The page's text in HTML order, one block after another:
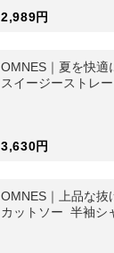
2,989円
OMNES｜夏を快適
スイージーストレ
3,630円
OMNES｜上品な抜
カットソー 半袖シ